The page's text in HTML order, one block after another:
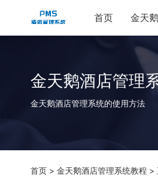
首页 金天
金天鹅酒店管理
金天鹅酒店管理系统的使用方法
首页 > 金天鹅酒店管理系统教程 >